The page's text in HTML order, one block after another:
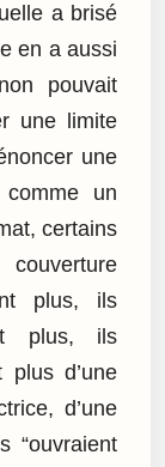
a brisé
en a aussi
pouvait
une limite
une
un
certains
plus, ils
plus, ils
plus d’une
d’une
“ouvraient